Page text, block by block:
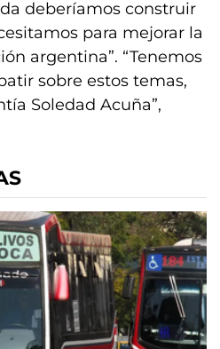
deberíamos construir
para mejorar la
argentina”. “Tenemos
sobre estos temas,
Soledad Acuña”,